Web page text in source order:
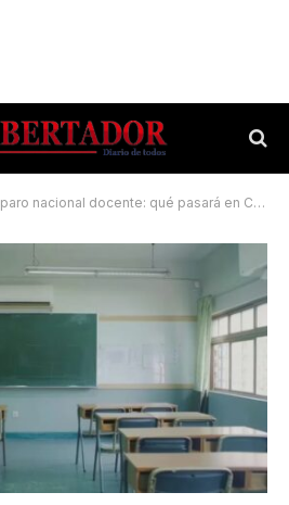
nacional docente: qué pasará en Corrientes